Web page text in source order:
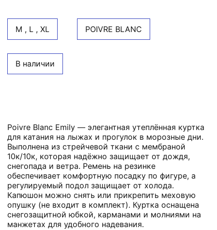
M , L , XL POIVRE BLANC
В наличии
Poivre Blanc Emily — элегантная утеплённая куртка
для катания на лыжах и прогулок в морозные дни.
Выполнена из стрейчевой ткани с мембраной
10к/10к, которая надёжно защищает от дождя,
снегопада и ветра. Ремень на резинке
обеспечивает комфортную посадку по фигуре, а
регулируемый подол защищает от холода.
Капюшон можно снять или прикрепить меховую
опушку (не входит в комплект). Куртка оснащена
снегозащитной юбкой, карманами и молниями на
манжетах для удобного надевания.